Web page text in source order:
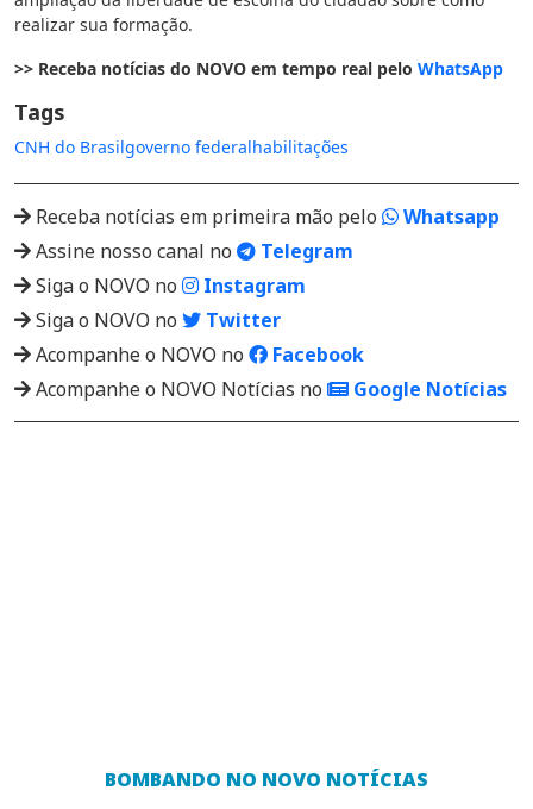
realizar sua formação.
>> Receba notícias do NOVO em tempo real pelo WhatsApp
Tags
CNH do Brasilgoverno federalhabilitações
Receba notícias em primeira mão pelo
Whatsapp
Assine nosso canal no
Telegram
Siga o NOVO no
Instagram
Siga o NOVO no
Twitter
Acompanhe o NOVO no
Facebook
Acompanhe o NOVO Notícias no
Google Notícias
BOMBANDO NO NOVO NOTÍCIAS